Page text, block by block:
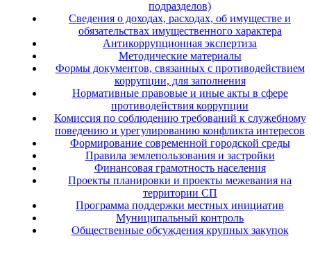
подразделов)
Сведения о доходах, расходах, об имуществе и
обязательствах имущественного характера
Антикоррупционная экспертиза
Методические материалы
Формы документов, связанных с противодействием
коррупции, для заполнения
Нормативные правовые и иные акты в сфере
противодействия коррупции
Комиссия по соблюдению требований к служебному
поведению и урегулированию конфликта интересов
Формирование современной городской среды
Правила землепользования и застройки
Финансовая грамотность населения
Проекты планировки и проекты межевания на
территории СП
Программа поддержки местных инициатив
Муниципальный контроль
Общественные обсуждения крупных закупок